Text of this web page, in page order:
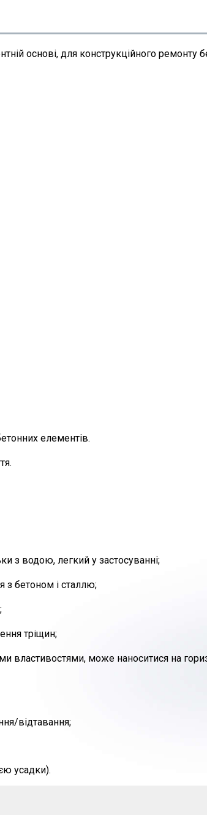
основі, для конструкційного
елементів.
.
з водою, легкий у застосуванні;
з бетоном і сталлю;
тріщин;
властивостями, може наноситися на
відтавання;
усадки).